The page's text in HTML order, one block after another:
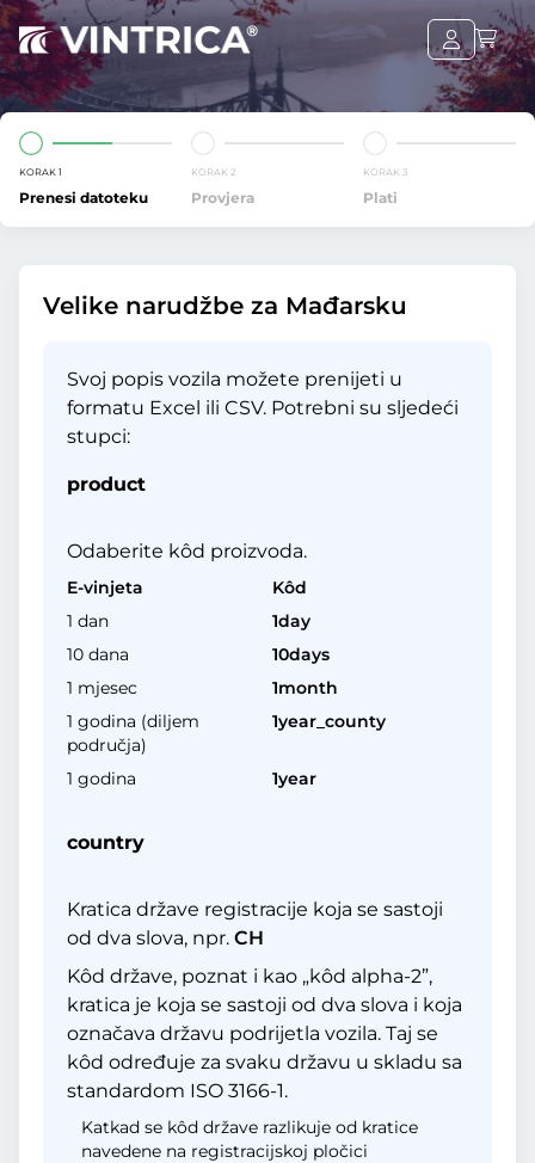
KORAK 1
Prenesi datoteku
KORAK 2
Provjera
KORAK 3
Plati
Velike narudžbe za Mađarsku
Svoj popis vozila možete prenijeti u
formatu Excel ili CSV. Potrebni su sljedeći
stupci:
product
Odaberite kôd proizvoda.
E-vinjeta
Kôd
1 dan
1day
10 dana
10days
1 mjesec
1month
1 godina (diljem
područja)
1year_county
1 godina 1year
country
Kratica države registracije koja se sastoji
od dva slova, npr. CH
Kôd države, poznat i kao „kôd alpha-2”,
kratica je koja se sastoji od dva slova i koja
označava državu podrijetla vozila. Taj se
kôd određuje za svaku državu u skladu sa
standardom ISO 3166-1.
Katkad se kôd države razlikuje od kratice
navedene na registracijskoj pločici